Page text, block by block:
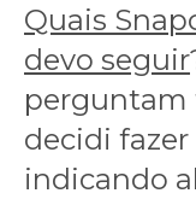
Quais
devo seguir
perguntam
decidi
indicando